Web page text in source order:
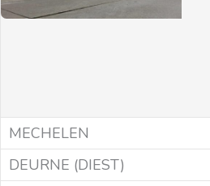
MECHELEN
DEURNE (DIEST)